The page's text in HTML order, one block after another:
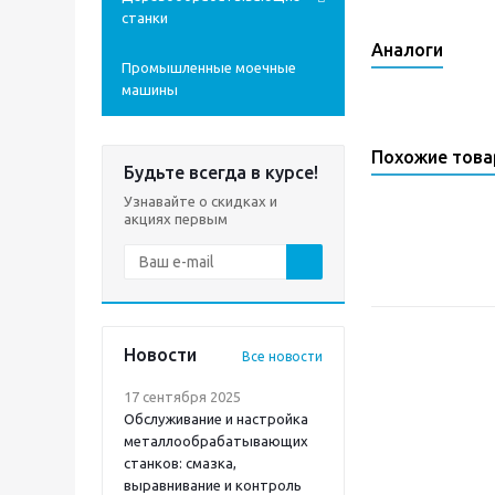
станки
Промышленные моечные
машины
Будьте всегда в курсе!
Узнавайте о скидках и
акциях первым
Новости Все новости
17 сентября 2025
Обслуживание и настройка
металлообрабатывающих
станков: смазка,
выравнивание и контроль
Аналоги
Похожие